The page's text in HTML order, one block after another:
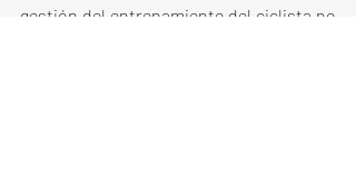
gestión del entrenamiento del ciclista no